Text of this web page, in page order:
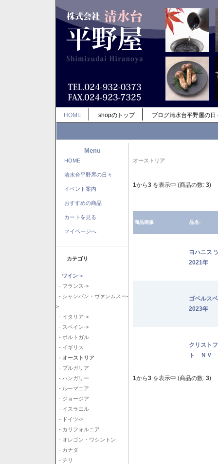
HOME shopのトップ ブログ清水台平野屋の日
Menu
HOME
清水台平野屋の日々
イベント案内
おすすめの商品
カートを見る
マイページへ
カテゴリ
ワイン->
- フランス->
- シャンパン・ヴァンムスー-
>
- イタリア->
- スペイン->
- ポルトガル
- イギリス
- オーストリア
- ブルガリア
- ハンガリー
- ルーマニア
- ジョージア
- イスラエル
- ドイツ->
- カリフォルニア
- オレゴン・ワシントン
- カナダ
- チリ
オーストリア
1から3 を表示中 (商品の数: 3)
商品画像 品名-
ヨハニス
2021年
ゴベルス
2023年
クリスト
ト ＮＶ
1から3 を表示中 (商品の数: 3)